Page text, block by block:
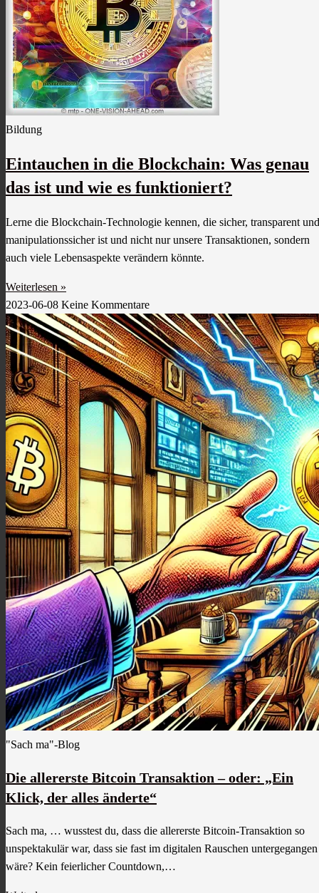
Bildung
Eintauchen in die Blockchain: Was genau
das ist und wie es funktioniert?
Lerne die Blockchain-Technologie kennen, die sicher, transparent und
manipulationssicher ist und nicht nur unsere Transaktionen, sondern
auch viele Lebensaspekte verändern könnte.
Weiterlesen »
2023-06-08 Keine Kommentare
"Sach ma"-Blog
Die allererste Bitcoin Transaktion – oder: „Ein
Klick, der alles änderte“
Sach ma, … wusstest du, dass die allererste Bitcoin-Transaktion so
unspektakulär war, dass sie fast im digitalen Rauschen untergegangen
wäre? Kein feierlicher Countdown,…